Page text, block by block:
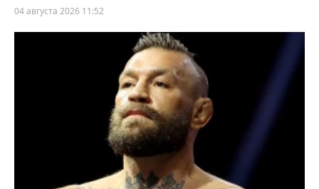
04 августа 2026 11:52